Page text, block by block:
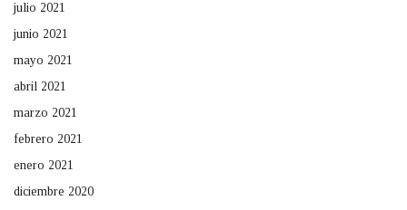
julio 2021
junio 2021
mayo 2021
abril 2021
marzo 2021
febrero 2021
enero 2021
diciembre 2020